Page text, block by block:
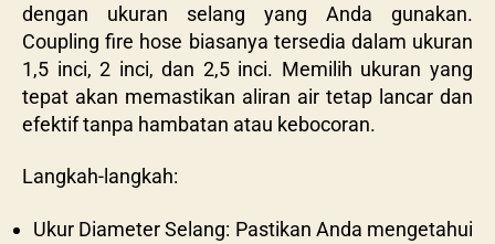
dengan ukuran selang yang Anda gunakan.
Coupling fire hose biasanya tersedia dalam ukuran
1,5 inci, 2 inci, dan 2,5 inci. Memilih ukuran yang
tepat akan memastikan aliran air tetap lancar dan
efektif tanpa hambatan atau kebocoran.
Langkah-langkah:
Ukur Diameter Selang: Pastikan Anda mengetahui